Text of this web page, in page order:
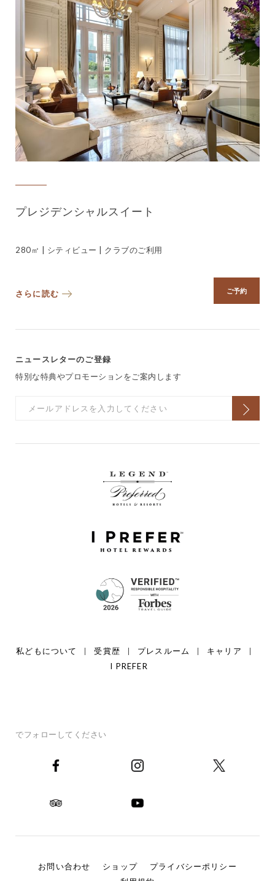
プレジデンシャルスイート
280㎡ | シティビュー | クラブのご利用
さらに読む ご予約
ニュースレターのご登録
特別な特典やプロモーションをご案内します
私どもについて 受賞歴 プレスルーム
キャリア
I PREFER
でフォローしてください
お問い合わせ ショップ
プライバシーポリシー